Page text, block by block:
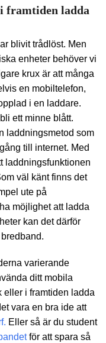
framtiden ladda
blivit trådlöst. Men
enheter behöver vi
krux är att många
en mobiltelefon,
i en laddare.
ett minne blått.
laddningsmetod som
till internet. Med
laddningsfunktionen
väl känt finns det
ute på
möjlighet att ladda
kan det därför
varierande
ditt mobila
eller i framtiden ladda
vara en bra ide att
Eller så är du student
för att spara så